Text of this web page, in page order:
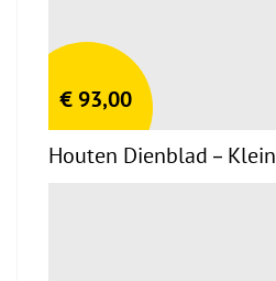
€ 93,00
Houten Dienblad – Klein